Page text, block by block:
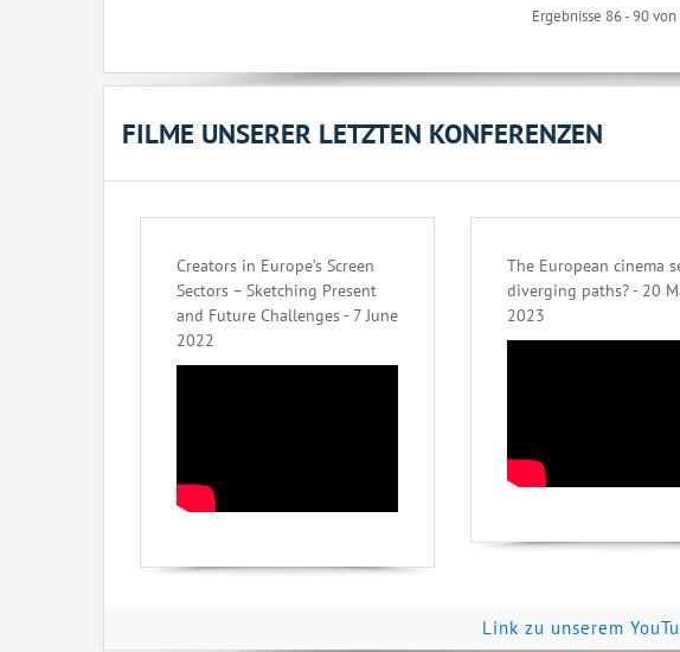
Ergebnisse 86 - 90
FILME UNSERER LETZTEN KONFERENZEN
Creators in Europe’s Screen
Sectors – Sketching Present
and Future Challenges - 7 June
2022
The European cinema
diverging paths? - 20
2023
Link zu unserem